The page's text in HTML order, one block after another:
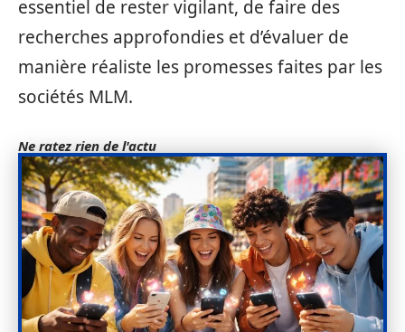
essentiel de rester vigilant, de faire des
recherches approfondies et d’évaluer de
manière réaliste les promesses faites par les
sociétés MLM.
Ne ratez rien de l'actu